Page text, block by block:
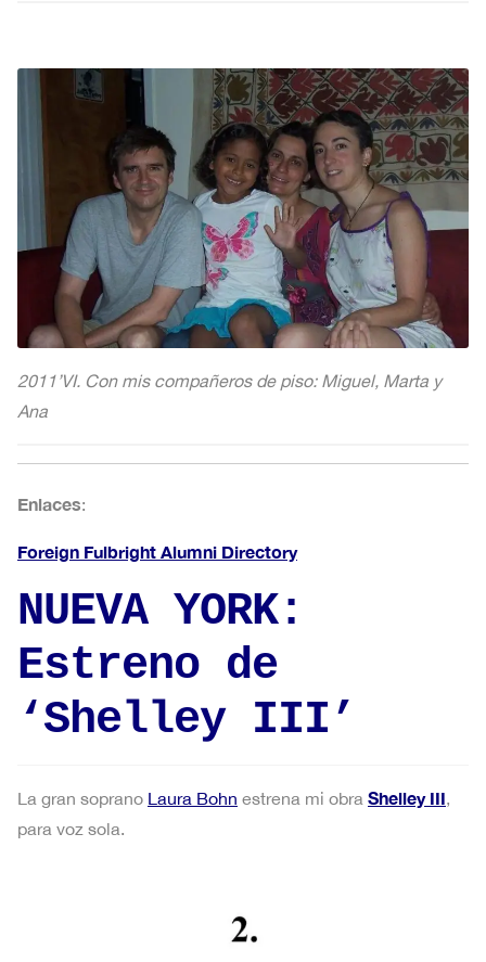
2011’VI. Con mis compañeros de piso: Miguel, Marta y
Ana
Enlaces:
Foreign Fulbright Alumni Directory
NUEVA YORK:
Estreno de
‘Shelley III’
La gran soprano Laura Bohn estrena mi obra Shelley III,
para voz sola.